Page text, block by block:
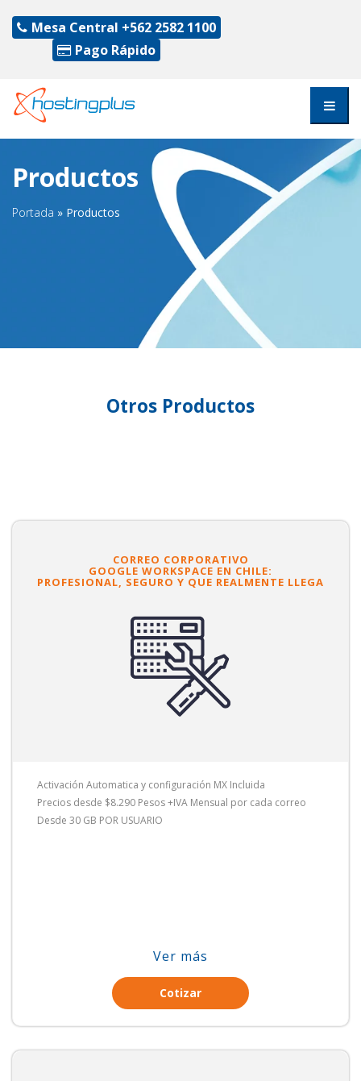
Mesa Central +562 2582 1100
Pago Rápido
Productos
Portada » Productos
Otros Productos
CORREO CORPORATIVO
GOOGLE WORKSPACE EN CHILE:
PROFESIONAL, SEGURO Y QUE REALMENTE LLEGA
Activación Automatica y configuración MX Incluida
Precios desde $8.290 Pesos +IVA Mensual por cada correo
Desde 30 GB POR USUARIO
Ver más
Cotizar